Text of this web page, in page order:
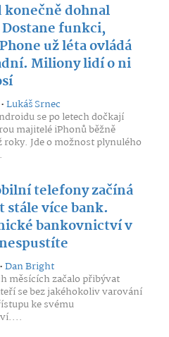
dohnal
funkci,
už léta ovládá
Miliony lidí o ni
Lukáš Srnec
se po letech dočkají
majitelé iPhonů běžně
roky. Jde o možnost plynulého
telefony začíná
stále více bank.
bankovnictví v
Dan Bright
měsících začalo přibývat
se bez jakéhokoliv varování
ke svému